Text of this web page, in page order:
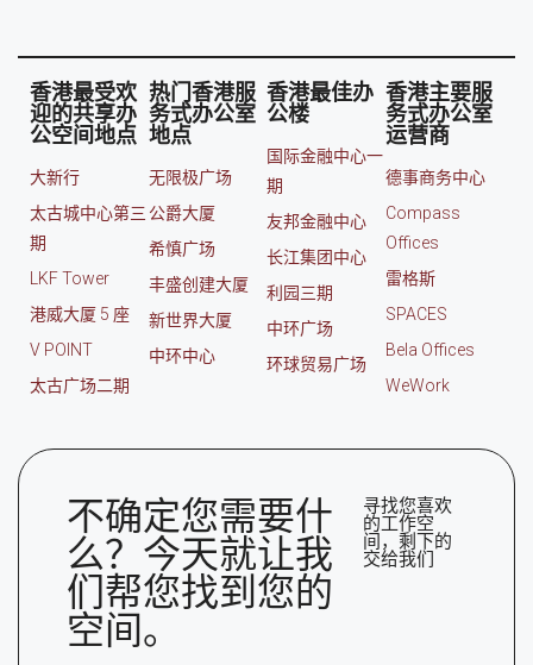
香港最受欢
迎的共享办
公空间地点
大新行
太古城中心第三
期
LKF Tower
港威大厦 5 座
V POINT
太古广场二期
热门香港服
务式办公室
地点
无限极广场
公爵大厦
希慎广场
丰盛创建大厦
新世界大厦
中环中心
香港最佳办
公楼
国际金融中心一
期
友邦金融中心
长江集团中心
利园三期
中环广场
环球贸易广场
香港主要服
务式办公室
运营商
德事商务中心
Compass
Offices
雷格斯
SPACES
Bela Offices
WeWork
不确定您需要什
么？今天就让我
们帮您找到您的
空间。
寻找您喜欢
的工作空
间，剩下的
交给我们